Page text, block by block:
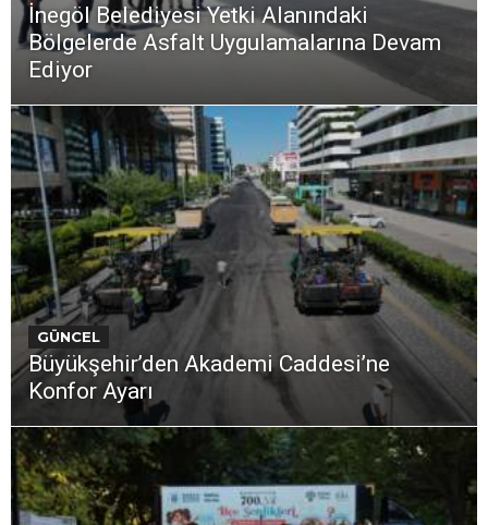
İnegöl Belediyesi Yetki Alanındaki
Bölgelerde Asfalt Uygulamalarına Devam
Ediyor
GÜNCEL
Büyükşehir’den Akademi Caddesi’ne
Konfor Ayarı